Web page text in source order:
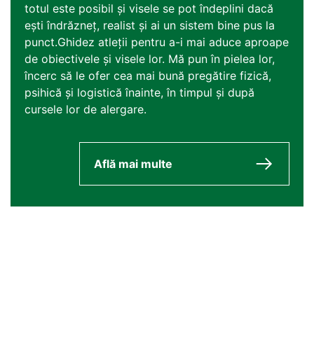
totul este posibil și visele se pot îndeplini dacă
ești îndrăzneț, realist și ai un sistem bine pus la
punct.Ghidez atleții pentru a-i mai aduce aproape
de obiectivele și visele lor. Mă pun în pielea lor,
încerc să le ofer cea mai bună pregătire fizică,
psihică și logistică înainte, în timpul și după
cursele lor de alergare.
Află mai multe